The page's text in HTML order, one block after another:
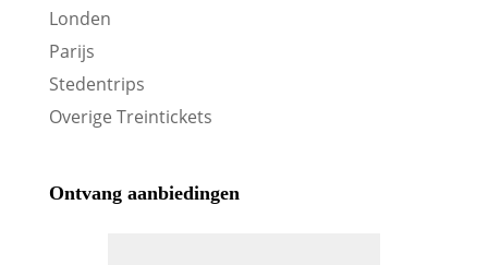
Londen
Parijs
Stedentrips
Overige Treintickets
Ontvang aanbiedingen